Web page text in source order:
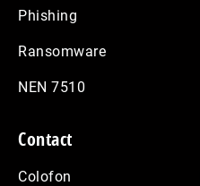
Phishing
Ransomware
NEN 7510
Contact
Colofon